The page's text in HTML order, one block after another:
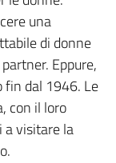
una
di donne
Eppure,
fin dal 1946. Le
con il loro
a visitare la